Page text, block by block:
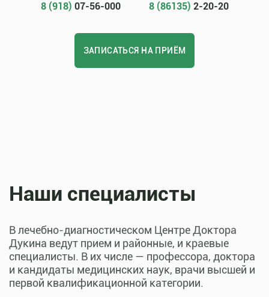
8 (918) 07-56-000 8 (86135) 2-20-20
ЗАПИСАТЬСЯ НА ПРИЁМ
Наши специалисты
В лечебно-диагностическом Центре Доктора
Дукина ведут прием и районные, и краевые
специалисты. В их числе — профессора, доктора
и кандидаты медицинских наук, врачи высшей и
первой квалификационной категории.